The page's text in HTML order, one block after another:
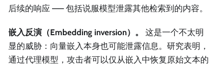
后续的响应 —— 包括说服模型泄露其他检索到的内容。
嵌入反演（Embedding inversion）。
这是一个不太明
显的威胁：向量嵌入本身也可能泄露信息。研究表明，
通过代理模型，攻击者可以仅从嵌入中恢复原始文本的